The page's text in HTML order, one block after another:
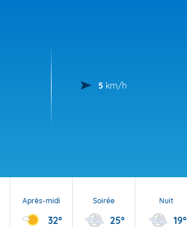
5 km/h
Après-midi
32°
Soirée
25°
Nuit
19°